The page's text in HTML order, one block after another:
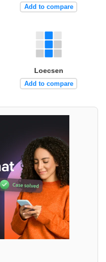
Add to compare
Loecsen
Add to compare